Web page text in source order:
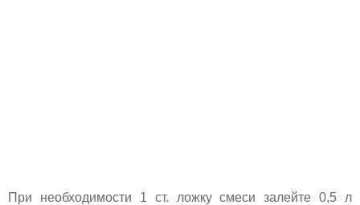
При необходимости 1 ст. ложку смеси залейте 0,5 л